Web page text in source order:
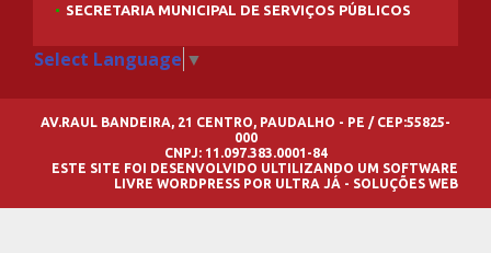
SECRETARIA MUNICIPAL DE SERVIÇOS PÚBLICOS
Select Language ▼
AV.RAUL BANDEIRA, 21 CENTRO, PAUDALHO - PE / CEP:55825-
000
CNPJ: 11.097.383.0001-84
ESTE SITE FOI DESENVOLVIDO ULTILIZANDO UM SOFTWARE
LIVRE WORDPRESS POR ULTRA JÁ - SOLUÇÕES WEB